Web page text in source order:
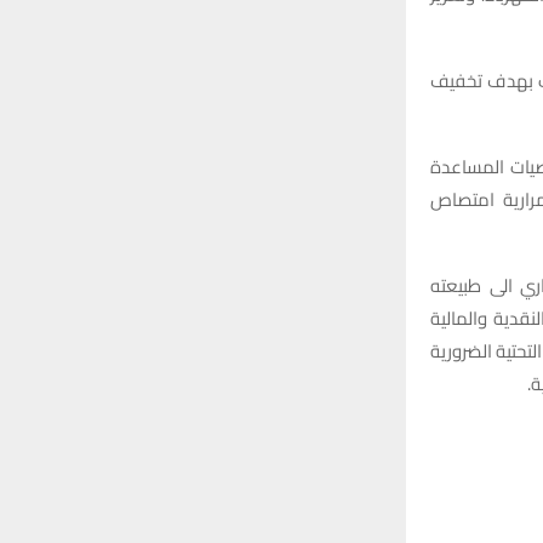
بهدف تخفيف
المساعدة
امتصاص
الى طبيعته
والمالية
الضرورية